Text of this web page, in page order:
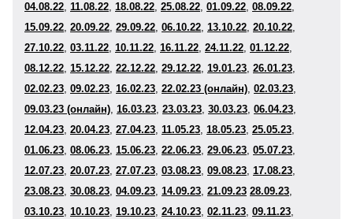
04.08.22, 11.08.22, 18.08.22, 25.08.22, 01.09.22, 08.09.22,
15.09.22, 20.09.22, 29.09.22, 06.10.22, 13.10.22, 20.10.22,
27.10.22, 03.11.22, 10.11.22, 16.11.22, 24.11.22, 01.12.22,
08.12.22, 15.12.22, 22.12.22, 29.12.22, 19.01.23, 26.01.23,
02.02.23, 09.02.23, 16.02.23, 22.02.23 (онлайн), 02.03.23,
09.03.23 (онлайн), 16.03.23, 23.03.23, 30.03.23, 06.04.23,
12.04.23, 20.04.23, 27.04.23, 11.05.23, 18.05.23, 25.05.23,
01.06.23, 08.06.23, 15.06.23, 22.06.23, 29.06.23, 05.07.23,
12.07.23, 20.07.23, 27.07.23, 03.08.23, 09.08.23, 17.08.23,
23.08.23, 30.08.23, 04.09.23, 14.09.23, 21.09.23 28.09.23,
03.10.23, 10.10.23, 19.10.23, 24.10.23, 02.11.23, 09.11.23,